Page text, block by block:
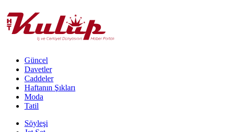
Güncel
Davetler
Caddeler
Haftanın Şıkları
Moda
Tatil
Söyleşi